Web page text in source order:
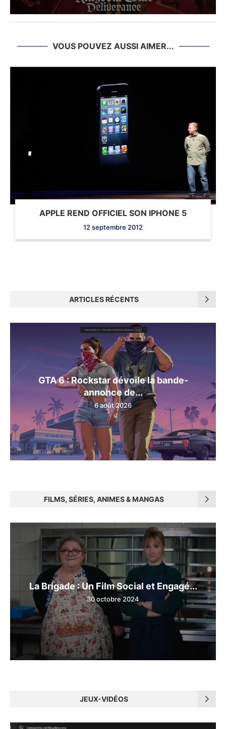
VOUS POUVEZ AUSSI AIMER...
APPLE REND OFFICIEL SON IPHONE 5
12 septembre 2012
ARTICLES RÉCENTS
GTA 6 : Rockstar dévoile la bande-
annonce de...
6 août 2026
FILMS, SÉRIES, ANIMES & MANGAS
La Brigade : Un Film Social et Engagé...
30 octobre 2024
JEUX-VIDÉOS